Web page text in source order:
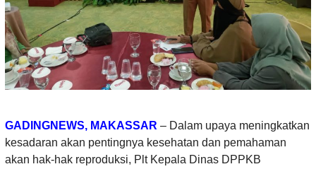
GADINGNEWS, MAKASSAR – Dalam upaya meningkatkan
kesadaran akan pentingnya kesehatan dan pemahaman
akan hak-hak reproduksi, Plt Kepala Dinas DPPKB